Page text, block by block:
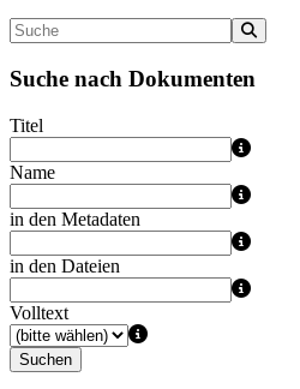
Suche nach Dokumenten
Titel
Name
in den Metadaten
in den Dateien
Volltext
Suchen